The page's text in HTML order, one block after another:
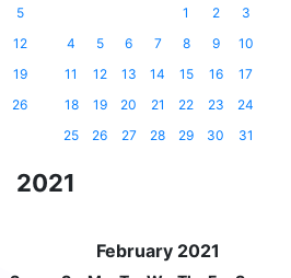
5
12
19
26
1 2
3
4
5 6 7 8 9
10
11
12 13 14 15 16
17
18
19 20 21 22 23
24
25
26 27 28 29 30 31
2021
February 2021